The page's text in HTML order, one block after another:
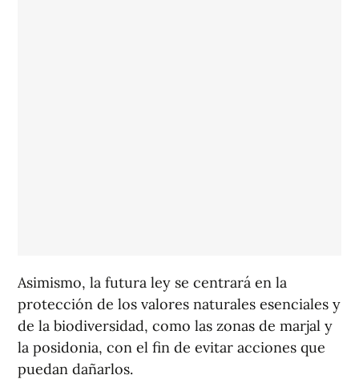
Asimismo, la futura ley se centrará en la
protección de los valores naturales esenciales y
de la biodiversidad, como las zonas de marjal y
la posidonia, con el fin de evitar acciones que
puedan dañarlos.